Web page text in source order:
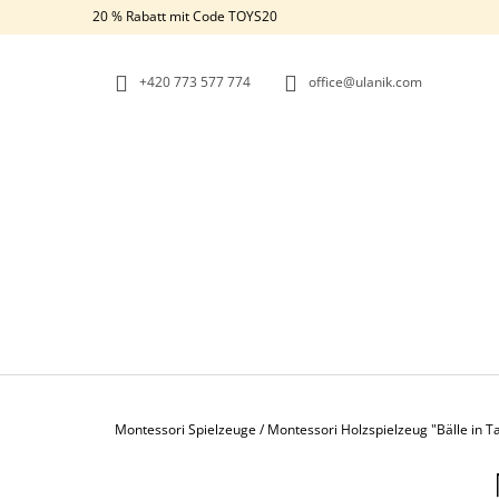
20 % Rabatt mit Code TOYS20
+420 773 577 774 office@ulanik.com
Startseite
Montessori Spielzeuge/ Montessori Holzspielzeug "Bälle in
A
EINKAUFEN
EINKAUFEN